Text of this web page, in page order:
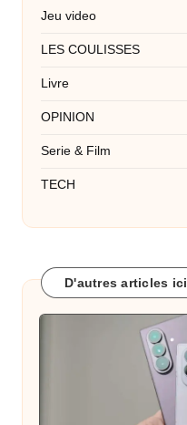
Jeu video
LES COULISSES
Livre
OPINION
Serie & Film
TECH
D'autres articles ici